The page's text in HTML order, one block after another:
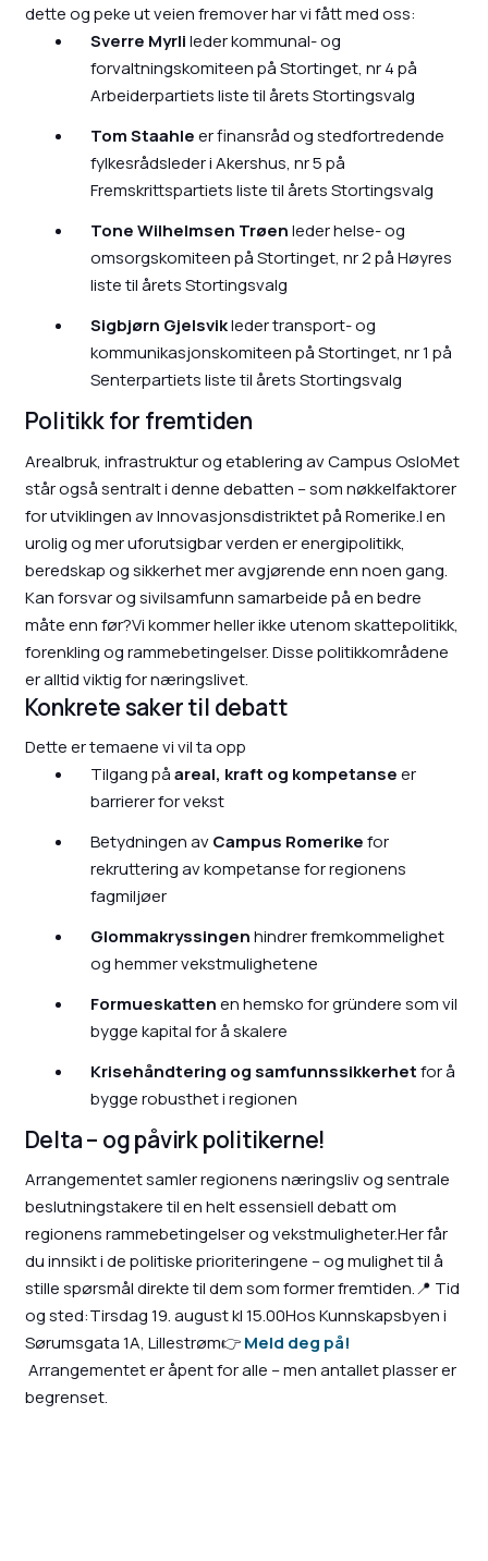
dette og peke ut veien fremover har vi fått med oss:
Sverre Myrlileder kommunal- og
forvaltningskomiteen på Stortinget, nr 4 på
Arbeiderpartiets liste til årets Stortingsvalg
Tom Staahleer finansråd og stedfortredende
fylkesrådsleder i Akershus, nr 5 på
Fremskrittspartiets liste til årets Stortingsvalg
Tone Wilhelmsen Trøenleder helse- og
omsorgskomiteen på Stortinget, nr 2 på Høyres
liste til årets Stortingsvalg
Sigbjørn Gjelsvikleder transport- og
kommunikasjonskomiteen på Stortinget, nr 1 på
Senterpartiets liste til årets Stortingsvalg
Politikk for fremtiden
Arealbruk, infrastruktur og etablering av Campus OsloMet
står også sentralt i denne debatten – som nøkkelfaktorer
for utviklingen av Innovasjonsdistriktet på Romerike.I en
urolig og mer uforutsigbar verden er energipolitikk,
beredskap og sikkerhet mer avgjørende enn noen gang.
Kan forsvar og sivilsamfunn samarbeide på en bedre
måte enn før?Vi kommer heller ikke utenom skattepolitikk,
forenkling og rammebetingelser. Disse politikkområdene
er alltid viktig for næringslivet.
Konkrete saker til debatt
Dette er temaene vi vil ta opp
Tilgang påareal, kraft og kompetanseer
barrierer for vekst
Betydningen avCampus Romerikefor
rekruttering av kompetanse for regionens
fagmiljøer
Glommakryssingenhindrer fremkommelighet
og hemmer vekstmulighetene
Formueskattenen hemsko for gründere som vil
bygge kapital for å skalere
Krisehåndtering og samfunnssikkerhetfor å
bygge robusthet i regionen
Delta – og påvirk politikerne!
Arrangementet samler regionens næringsliv og sentrale
beslutningstakere til en helt essensiell debatt om
regionens rammebetingelser og vekstmuligheter.Her får
du innsikt i de politiske prioriteringene – og mulighet til å
stille spørsmål direkte til dem som former fremtiden.📍 Tid
og sted:Tirsdag 19. august kl 15.00Hos Kunnskapsbyen i
Sørumsgata 1A, Lillestrøm👉Meld deg på!
Arrangementet er åpent for alle – men antallet plasser er
begrenset.